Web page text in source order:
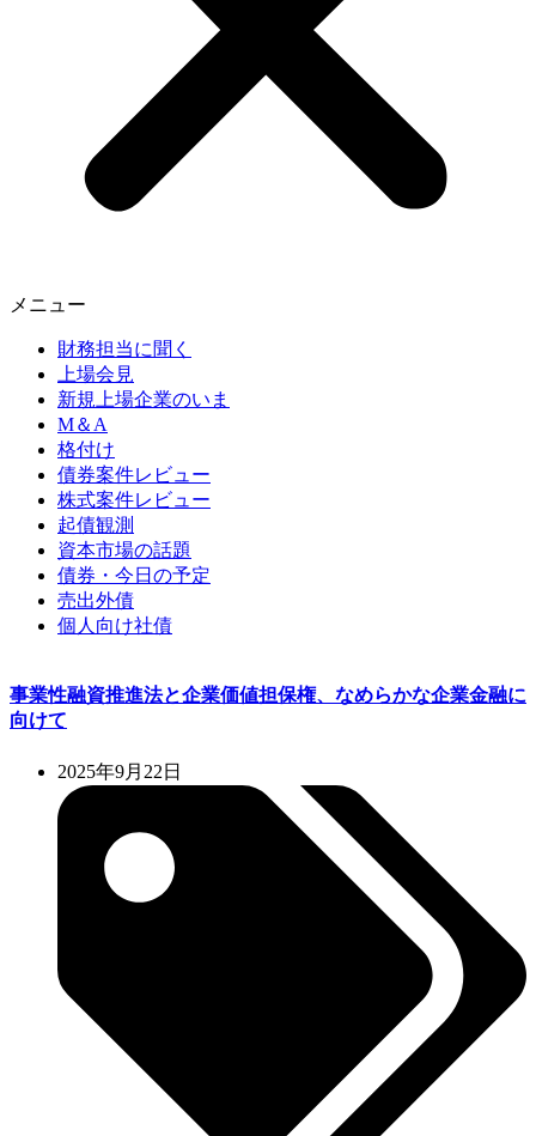
メニュー
財務担当に聞く
上場会見
新規上場企業のいま
M＆A
格付け
債券案件レビュー
株式案件レビュー
起債観測
資本市場の話題
債券・今日の予定
売出外債
個人向け社債
事業性融資推進法と企業価値担保権、なめらかな企業金融に
向けて
2025年9月22日